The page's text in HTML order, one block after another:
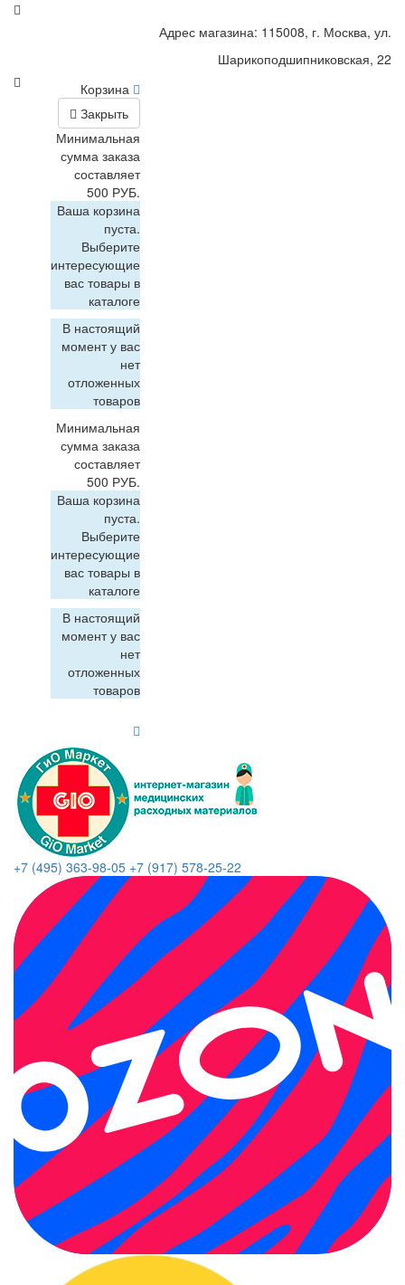
Адрес магазина: 115008, г. Москва, ул.
Шарикоподшипниковская, 22
Корзина
Закрыть
Минимальная
сумма заказа
составляет
500 РУБ.
Ваша корзина
пуста.
Выберите
интересующие
вас товары в
каталоге
В настоящий
момент у вас
нет
отложенных
товаров
Минимальная
сумма заказа
составляет
500 РУБ.
Ваша корзина
пуста.
Выберите
интересующие
вас товары в
каталоге
В настоящий
момент у вас
нет
отложенных
товаров
+7 (495) 363-98-05 +7 (917) 578-25-22